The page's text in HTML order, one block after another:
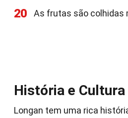
20 As frutas são colhidas
História e Cultura
Longan tem uma rica